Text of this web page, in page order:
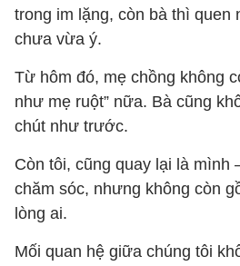
trong im lặng, còn bà thì quen
chưa vừa ý.
Từ hôm đó, mẹ chồng không
như mẹ ruột” nữa. Bà cũng
chút như trước.
Còn tôi, cũng quay lại là mình
chăm sóc, nhưng không còn
lòng ai.
Mối quan hệ giữa chúng tôi